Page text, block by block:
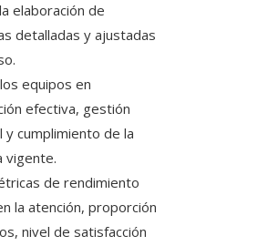
elaboración de
detalladas y ajustadas
equipos en
efectiva, gestión
y cumplimiento de la
vigente.
de rendimiento
la atención, proporción
nivel de satisfacción